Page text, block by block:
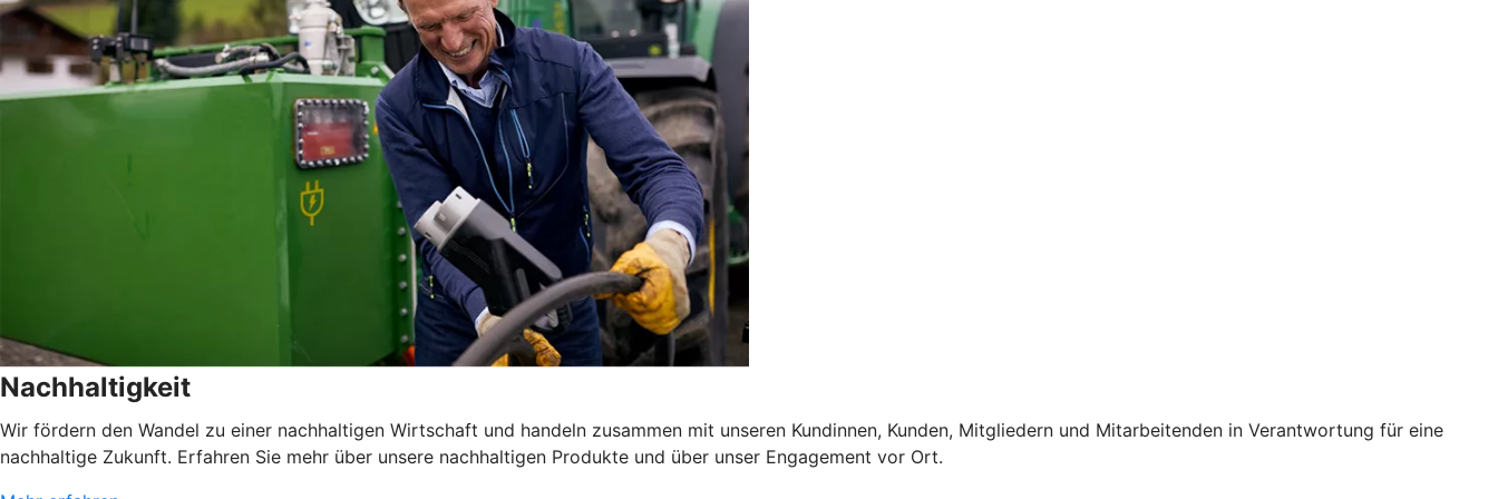
Nachhaltigkeit
Wir fördern den Wandel zu einer nachhaltigen Wirtschaft und handeln zusammen mit unseren Kundinnen, Kunden, Mitgliedern und Mitarbeitenden in Verantwortung für eine
nachhaltige Zukunft. Erfahren Sie mehr über unsere nachhaltigen Produkte und über unser Engagement vor Ort.